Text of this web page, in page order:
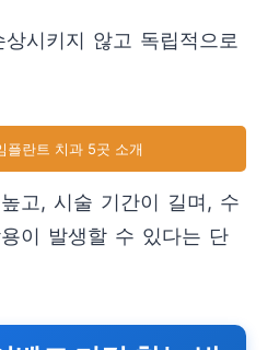
시키지 않고 독립적으로
플란트 치과 5곳 소개
고, 시술 기간이 길며, 수
이 발생할 수 있다는 단